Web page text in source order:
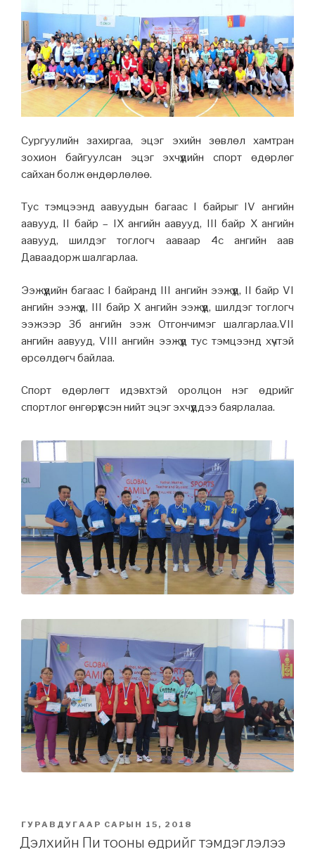
Сургуулийн захиргаа, эцэг эхийн зөвлөл хамтран
зохион байгуулсан эцэг эхчүүдийн спорт өдөрлөг
сайхан болж өндөрлөлөө.
Тус тэмцээнд аавуудын багаас I байрыг IV ангийн
аавууд, II байр – IX ангийн аавууд, III байр X ангийн
аавууд, шилдэг тоглогч ааваар 4с ангийн аав
Даваадорж шалгарлаа.
Ээжүүдийн багаас I байранд III ангийн ээжүүд, II байр VI
ангийн ээжүүд, III байр X ангийн ээжүүд, шилдэг тоглогч
ээжээр 3б ангийн ээж Отгончимэг шалгарлаа.VII
ангийн аавууд, VIII ангийн ээжүүд тус тэмцээнд хүчтэй
өрсөлдөгч байлаа.
Спорт өдөрлөгт идэвхтэй оролцон нэг өдрийг
спортлог өнгөрүүлсэн нийт эцэг эхчүүддээ баярлалаа.
POSTED
ON
ГУРАВДУГААР САРЫН 15, 2018
Дэлхийн Пи тооны өдрийг тэмдэглэлээ